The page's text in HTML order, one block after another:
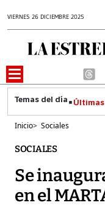
VIERNES 26 DICIEMBRE 2025
Inicio> Sociales
SOCIALES
Se
en el